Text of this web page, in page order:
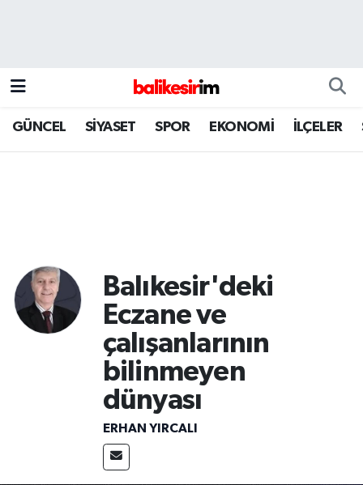
GÜNCEL SİYASET SPOR EKONOMİ İLÇELER
Balıkesir'deki
Eczane ve
çalışanlarının
bilinmeyen
dünyası
ERHAN YIRCALI